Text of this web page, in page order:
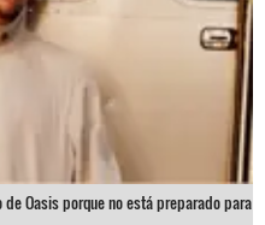
Oasis porque no está preparado para